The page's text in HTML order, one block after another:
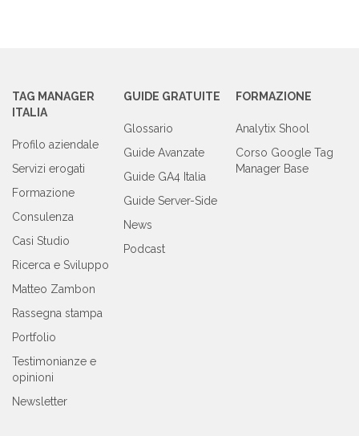
TAG MANAGER
ITALIA
Profilo aziendale
Servizi erogati
Formazione
Consulenza
Casi Studio
Ricerca e Sviluppo
Matteo Zambon
Rassegna stampa
Portfolio
Testimonianze e
opinioni
Newsletter
GUIDE GRATUITE
Glossario
Guide Avanzate
Guide GA4 Italia
Guide Server-Side
News
Podcast
FORMAZIONE
Analytix Shool
Corso Google Tag
Manager Base